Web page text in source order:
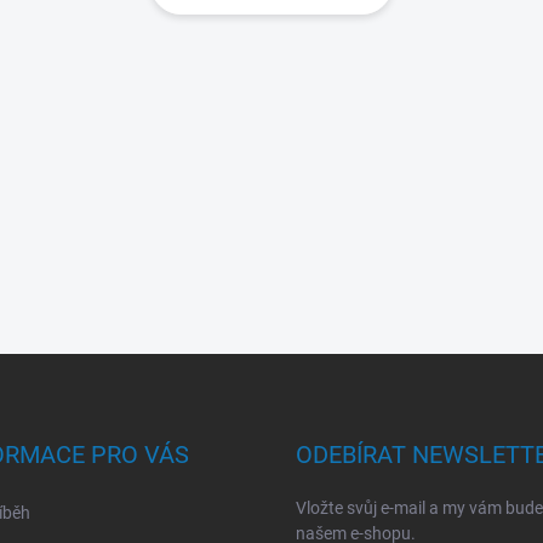
PRO VÁS ODEBÍRAT
Vložte svůj e-mail a my vám
našem e-shopu.